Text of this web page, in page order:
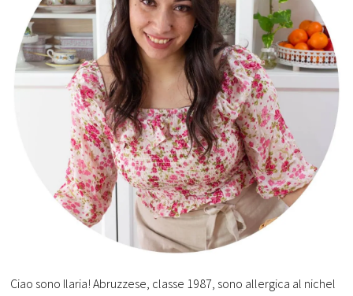
Ciao sono Ilaria! Abruzzese, classe 1987, sono allergica al nichel